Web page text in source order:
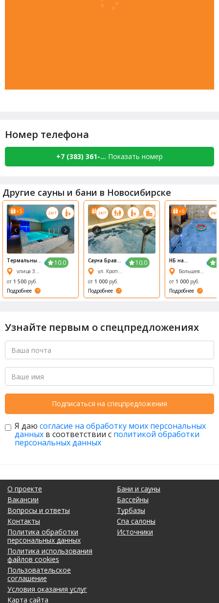
Номер телефона
+7 (383) 361-... Показать номер
Другие сауны и бани в Новосибирске
x5
1/6
2/6
3/6
4/6
5/6
6/6
10.0
Термальный
комплекс На
Островах
улица Залесского, 5/1
от 1 500 руб.
Подробнее
x6
10.0
Сауна Браво
на
Кропоткинаул. Кропоткина, 269/1
от 1 000 руб.
Подробнее
x6
НБ на
Речном
Большевистская улица, 95
от 1 000 руб.
Подробнее
Узнайте первым о спецпредложениях
Подписаться на спецпредложения
Я даю согласие на обработку моих персональных
данных в соответствии с политикой обработки
персональных данных
О проекте
Вакансии
Вопросы и ответы
Контакты
Политика обработки
персональных данных
Политика использования
файлов cookies
Пользовательское
соглашение
Условия оказания услуг
Карта сайта
Бани и сауны
Бассейны
Турбазы
Спа салоны
Источники